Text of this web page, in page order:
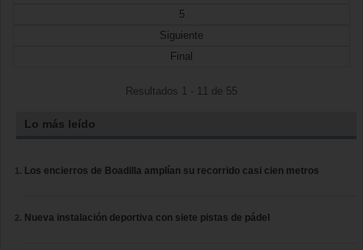
5
Siguiente
Final
Resultados 1 - 11 de 55
Lo más leído
Los encierros de Boadilla amplían su recorrido casi cien metros
Nueva instalación deportiva con siete pistas de pádel